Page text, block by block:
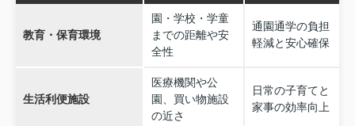
教育・保育環境
園・学校・学童
までの距離や安
全性
通園通学の負担
軽減と安心確保
生活利便施設
医療機関や公
園、買い物施設
の近さ
日常の子育てと
家事の効率向上